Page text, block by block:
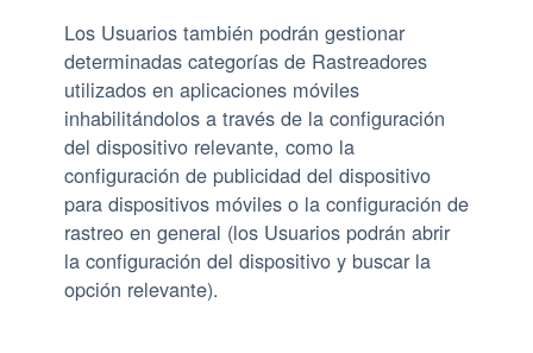
Los Usuarios también podrán gestionar
determinadas categorías de Rastreadores
utilizados en aplicaciones móviles
inhabilitándolos a través de la configuración
del dispositivo relevante, como la
configuración de publicidad del dispositivo
para dispositivos móviles o la configuración de
rastreo en general (los Usuarios podrán abrir
la configuración del dispositivo y buscar la
opción relevante).